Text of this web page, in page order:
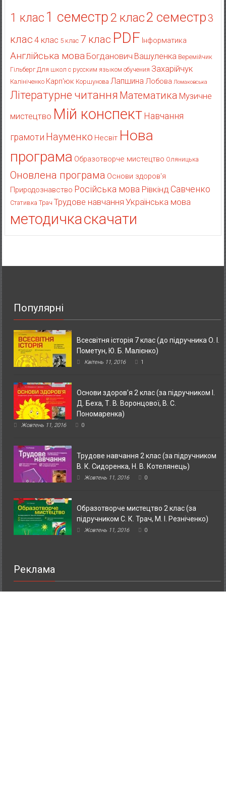
1 клас 1 семестр2 клас2 семестр3
клас 4 клас 5 клас 7 клас PDF Інформатика
Англійська мова Богданович Вашуленка Веремійчик
Гільберг Для школ с русским языком обучения Захарійчук
Калініченко Карп'юк Коршунова Лапшина Лобова Ломаковська
Літературне читання Математика Музичне
мистецтво Мій конспект Навчання
грамоти Науменко Несвіт Нова
програма Образотворче мистецтво Оляницька
Оновлена програма Основи здоров'я
Природознавство Російська мова Рівкінд Савченко
Стативка Трач Трудове навчання Українська мова
методичкаскачати
Популярні
Всесвітня історія 7 клас (до підручника О. І.
Пометун, Ю. Б. Малієнко)
Квітень 11, 2016 1
Основи здоров’я 2 клас (за підручником І.
Д. Беха, Т. В. Воронцової, В. С.
Пономаренка)
Жовтень 11, 2016 0
Трудове навчання 2 клас (за підручником
В. К. Сидоренка, Н. В. Котелянець)
Жовтень 11, 2016 0
Образотворче мистецтво 2 клас (за
підручником С. К. Трач, М. І. Резніченко)
Жовтень 11, 2016 0
Реклама